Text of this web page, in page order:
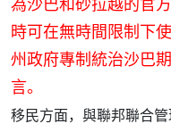
時可在無時間限制下
州政府專制統治沙巴
言。
移民方面，與聯邦聯合